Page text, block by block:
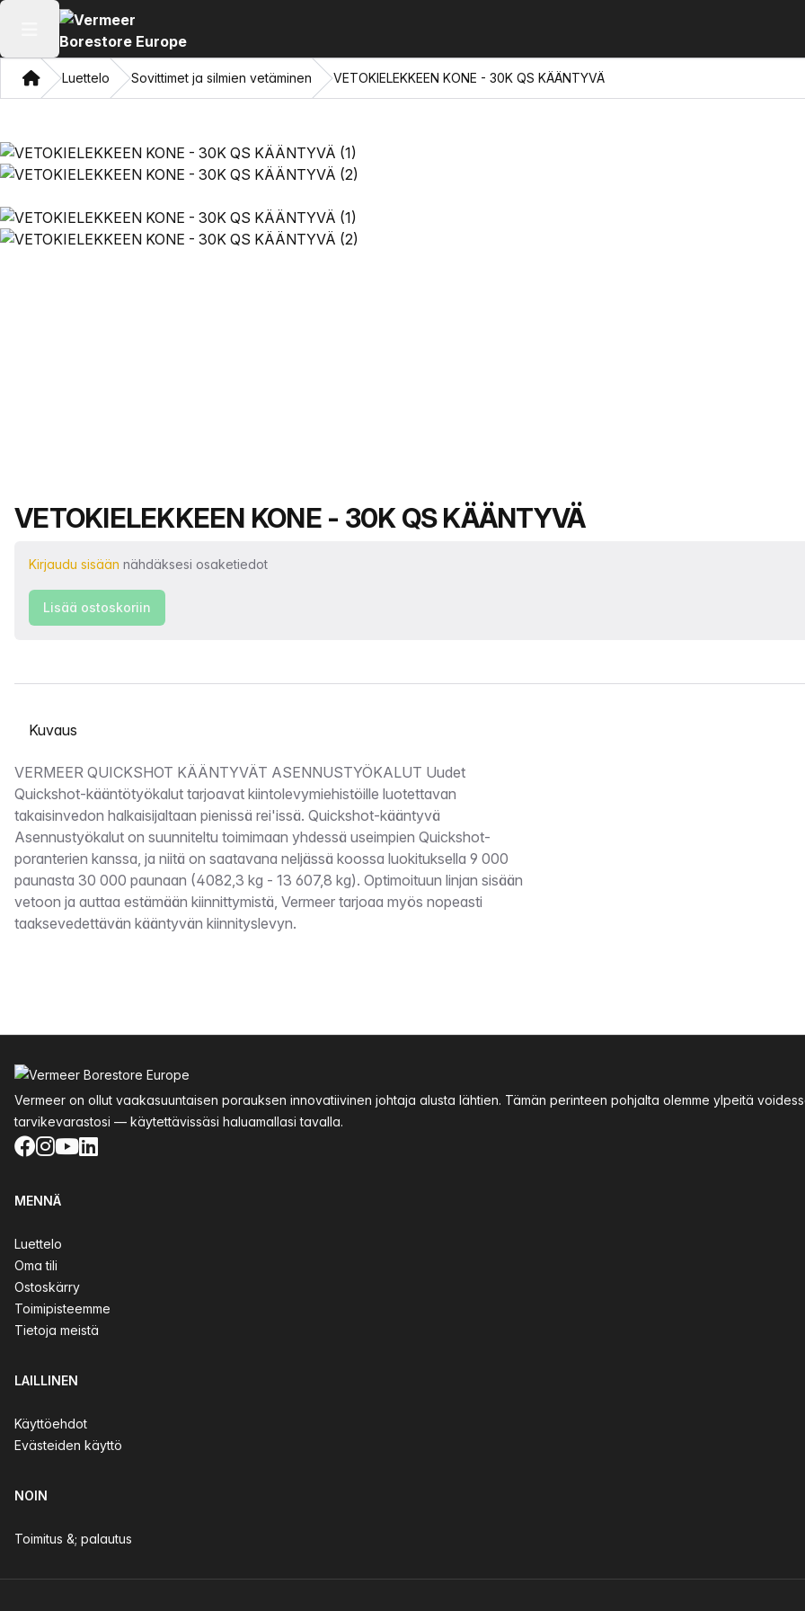
Avaa päävalikko
KotiLuettelo Sovittimet ja silmien vetäminen VETOKIELEKKEEN KONE - 30K QS KÄÄNTYVÄ
Tuotteen nimi
VETOKIELEKKEEN KONE - 30K QS KÄÄNTYVÄ
Kirjaudu sisään nähdäksesi osaketiedot
Lisää ostoskoriin
Valitse välilehti
Kuvaus
VERMEER QUICKSHOT KÄÄNTYVÄT ASENNUSTYÖKALUT Uudet
Quickshot-kääntötyökalut tarjoavat kiintolevymiehistöille luotettavan
takaisinvedon halkaisijaltaan pienissä rei'issä. Quickshot-kääntyvä
Asennustyökalut on suunniteltu toimimaan yhdessä useimpien Quickshot-
poranterien kanssa, ja niitä on saatavana neljässä koossa luokituksella 9 000
paunasta 30 000 paunaan (4082,3 kg - 13 607,8 kg). Optimoituun linjan sisään
vetoon ja auttaa estämään kiinnittymistä, Vermeer tarjoaa myös nopeasti
taaksevedettävän kääntyvän kiinnityslevyn.
Vermeer on ollut vaakasuuntaisen porauksen innovatiivinen johtaja alusta lähtien. Tämän perinteen pohjalta olemme ylpeitä
tarvikevarastosi — käytettävissäsi haluamallasi tavalla.
Facebook
Instagram
YouTube
LinkedIn
MENNÄ
Luettelo
Oma tili
Ostoskärry
Toimipisteemme
Tietoja meistä
LAILLINEN
Käyttöehdot
Evästeiden käyttö
NOIN
Toimitus &; palautus